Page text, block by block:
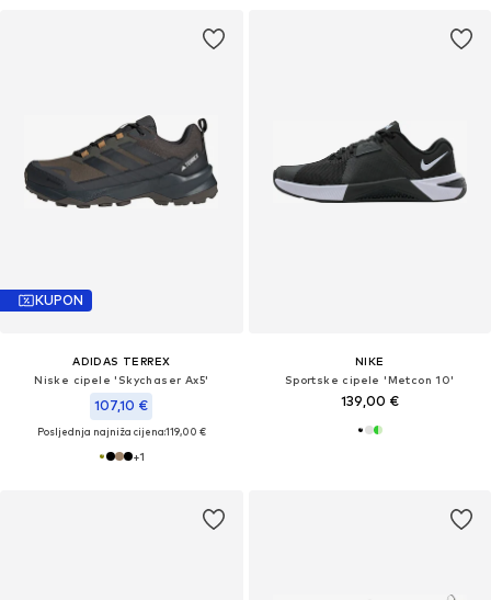
KUPON
ADIDAS TERREX
Niske cipele 'Skychaser Ax5'
107,10 €
Posljednja najniža cijena:119,00 €
+1
NIKE
Sportske cipele 'Metcon 10'
139,00 €